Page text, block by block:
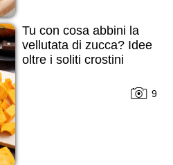
Tu con cosa abbini la
vellutata di zucca? Idee
oltre i soliti crostini
9